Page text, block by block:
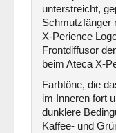
unterstreicht,
Schmutzfänger
X-Perience
Frontdiffusor
beim Ateca X-
Farbtöne, die
im Inneren fort
dunklere
Kaffee- und